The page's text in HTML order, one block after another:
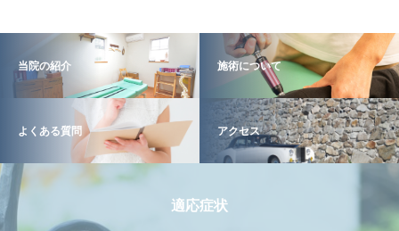
当院の紹介 施術について
よくある質問 アクセス
適応症状